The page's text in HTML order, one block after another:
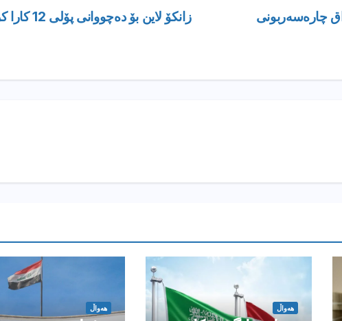
زانکۆ لاین بۆ دەچووانی پۆلی 12 کارا کرا
چاره‌سه‌ربونى
هەواڵ هەواڵ